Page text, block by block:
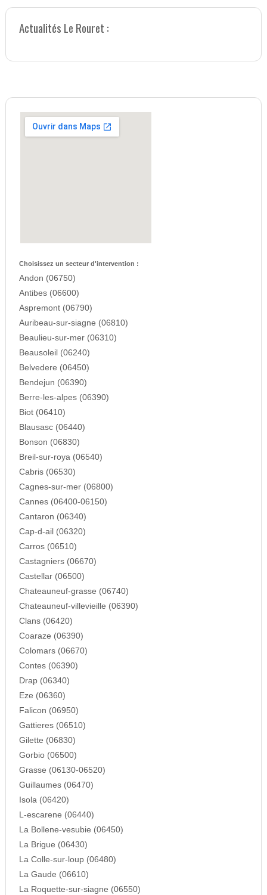
Actualités Le Rouret :
Choisissez un secteur d'intervention :
Andon (06750)
Antibes (06600)
Aspremont (06790)
Auribeau-sur-siagne (06810)
Beaulieu-sur-mer (06310)
Beausoleil (06240)
Belvedere (06450)
Bendejun (06390)
Berre-les-alpes (06390)
Biot (06410)
Blausasc (06440)
Bonson (06830)
Breil-sur-roya (06540)
Cabris (06530)
Cagnes-sur-mer (06800)
Cannes (06400-06150)
Cantaron (06340)
Cap-d-ail (06320)
Carros (06510)
Castagniers (06670)
Castellar (06500)
Chateauneuf-grasse (06740)
Chateauneuf-villevieille (06390)
Clans (06420)
Coaraze (06390)
Colomars (06670)
Contes (06390)
Drap (06340)
Eze (06360)
Falicon (06950)
Gattieres (06510)
Gilette (06830)
Gorbio (06500)
Grasse (06130-06520)
Guillaumes (06470)
Isola (06420)
L-escarene (06440)
La Bollene-vesubie (06450)
La Brigue (06430)
La Colle-sur-loup (06480)
La Gaude (06610)
La Roquette-sur-siagne (06550)